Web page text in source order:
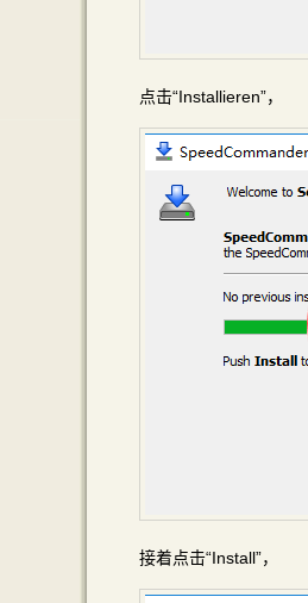
点击“Installieren”，
接着点击“Install”，